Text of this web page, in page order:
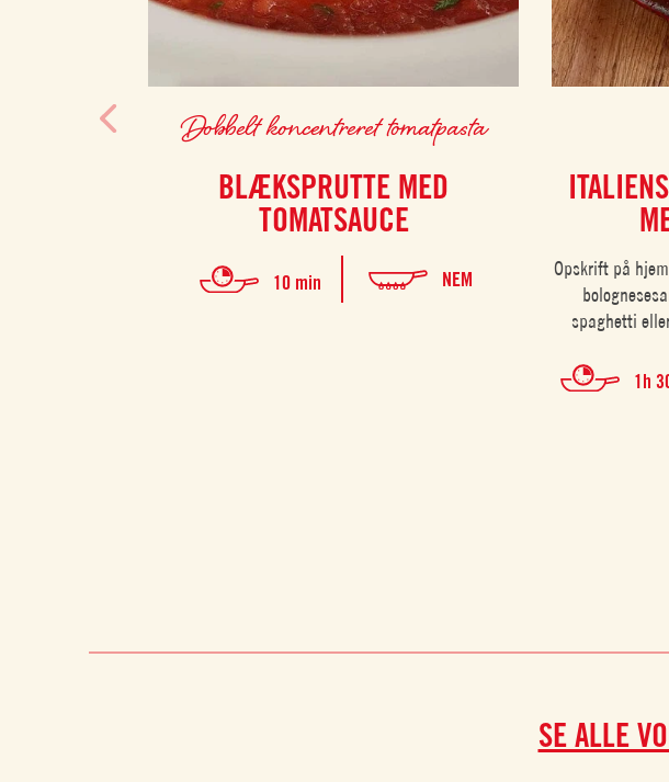
Dobbelt koncentreret tomatpasta
BLÆKSPRUTTE MED
TOMATSAUCE
10 min NEM
Opskrift på
spaghetti
1h
SE ALLE